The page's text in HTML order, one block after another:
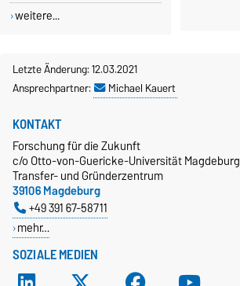
weitere...
Letzte Änderung: 12.03.2021
Ansprechpartner:
Michael Kauert
SOZIALE MEDIEN
KONTAKT
Forschung für die Zukunft
c/o Otto-von-Guericke-Universität Magdeburg
Transfer- und Gründerzentrum
39106 Magdeburg
+49 391 67-58711
mehr…